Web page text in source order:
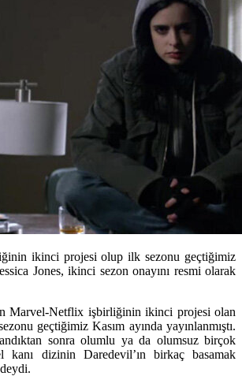
ikinci projesi olup ilk sezonu geçtiğimiz
Jones, ikinci sezon onayını resmi olarak
Marvel-Netflix işbirliğinin ikinci projesi olan
geçtiğimiz Kasım ayında yayınlanmıştı.
sonra olumlu ya da olumsuz birçok
kanı dizinin Daredevil’ın birkaç basamak